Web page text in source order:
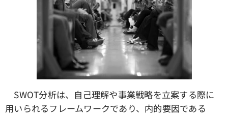
SWOT分析は、自己理解や事業戦略を立案する際に
用いられるフレームワークであり、内的要因である